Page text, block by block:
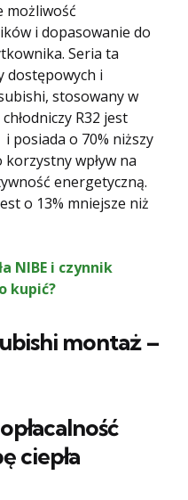
możliwość
i dopasowanie do
Seria ta
dostępowych i
stosowany w
R32 jest
posiada o 70% niższy
wpływ na
energetyczną.
o 13% mniejsze niż
NIBE i czynnik
kupić?
montaż –
ciepła